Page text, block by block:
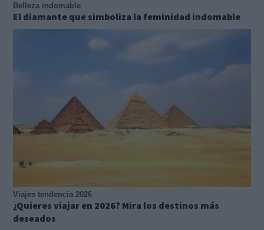
Belleza indomable
El diamante que simboliza la feminidad indomable
Viajes tendencia 2026
¿Quieres viajar en 2026? Mira los destinos más
deseados